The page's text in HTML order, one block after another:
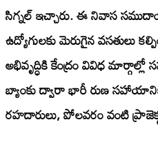
సిగ్నల్ ఇచ్చారు. ఈ నివాస
ఉద్యోగులకు మెరుగైన వసతులు
అభివృద్ధికి కేంద్రం వివిధ
బ్యాంకు ద్వారా భారీ రుణ
రహదారులు, పోలవరం వంటి